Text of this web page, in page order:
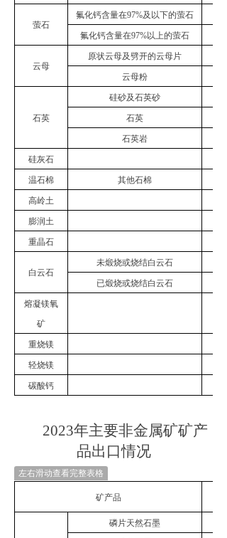
萤石
氟化钙含量在97%及以下的萤石
氟化钙含量在97%以上的萤石
云母
原状云母及劈开的云母片
云母粉
石英
硅砂及石英砂
石英
石英岩
硅灰石
温石棉 其他石棉
高岭土
膨润土
重晶石
白云石
未煅烧或烧结白云石
已煅烧或烧结白云石
熔凝镁氧
矿
重烧镁
轻烧镁
碳酸钙
2023年主要非金属矿矿产
品出口情况
左右滑动查看完整表格
矿产品
磷片天然石墨